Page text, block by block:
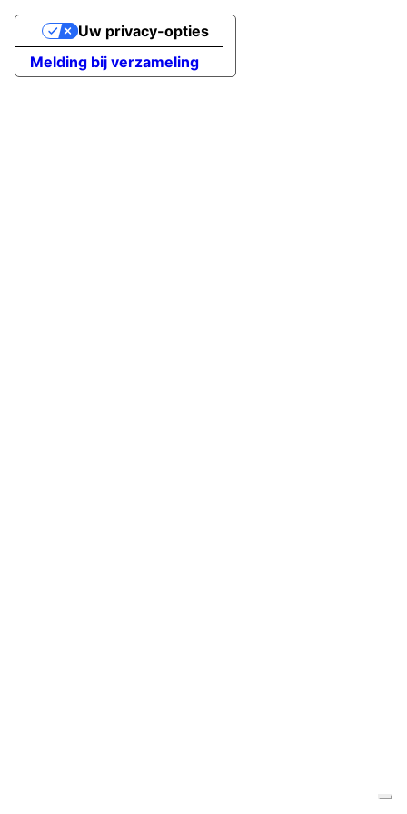
Melding bij verzameling
Uw privacy-opties